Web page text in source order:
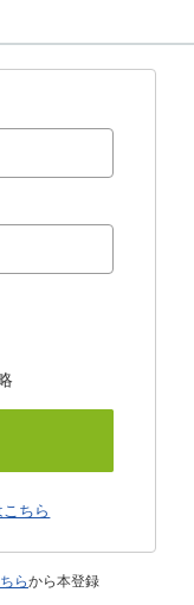
ちら
らから本登録